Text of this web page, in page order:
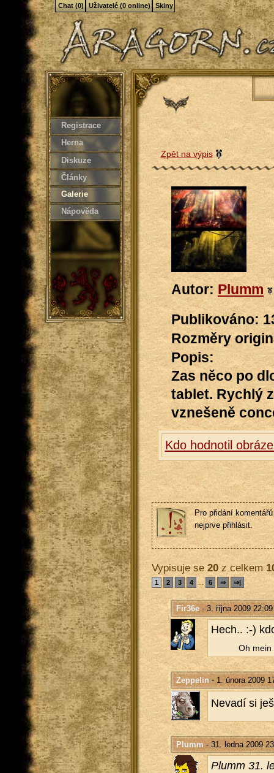
Registrace
Herna
Diskuze
Články
Galerie
Nápověda
Zpět na výpis
Autor: Plumm
Publikováno:
Rozměry
Popis:
Zas něco po
tablet. Rychlý
vznešeně
Kdo hodnotil
Pro přidání
nejprve přihlásit.
Vypisuje se 20z celkem
1 2 3 4 6 ⇒ ⇒|
Fir36e- 3. října 2009 22:09
Hech.. :-)
Oh mein
Zeppelin- 1. února 2009
Ne­va­dí si
Plumm - 31. ledna 2009
Plumm 31.
Chat (0) Uživatelé (0 online) Skiny